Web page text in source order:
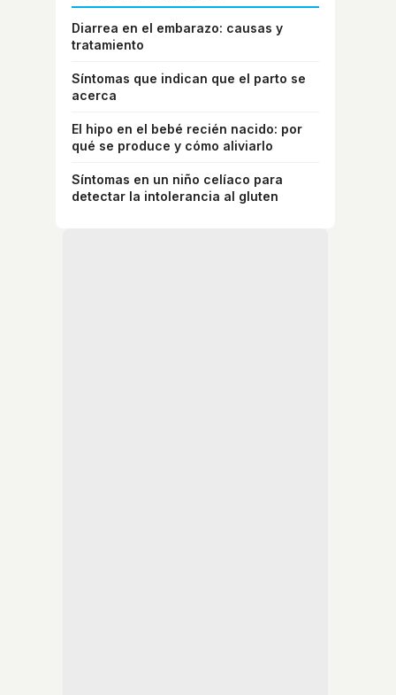
Diarrea en el embarazo: causas y
tratamiento
Síntomas que indican que el parto se
acerca
El hipo en el bebé recién nacido: por
qué se produce y cómo aliviarlo
Síntomas en un niño celíaco para
detectar la intolerancia al gluten